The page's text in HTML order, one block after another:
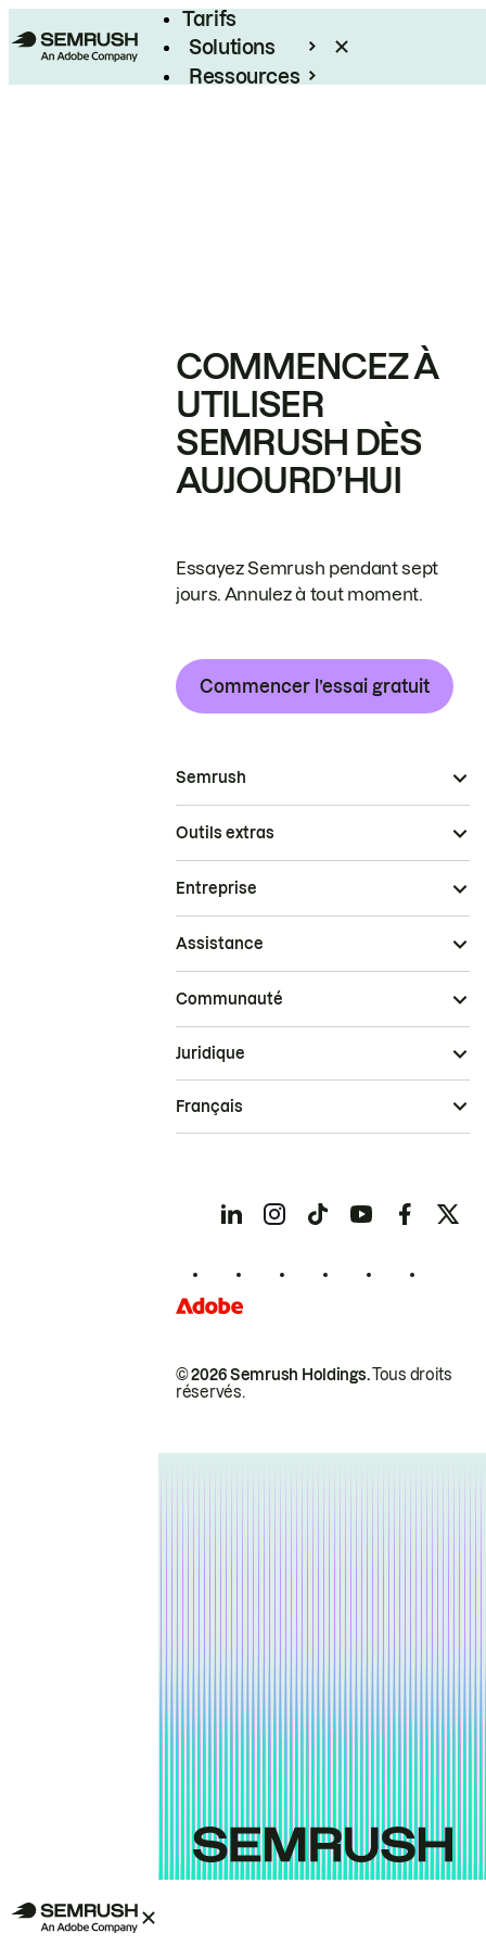
Tarifs
Solutions
Ressources
COMMENCEZ À
UTILISER
SEMRUSH DÈS
AUJOURD’HUI
Essayez Semrush pendant sept
jours. Annulez à tout moment.
Commencer l’essai gratuit
Semrush
Outils extras
Entreprise
Assistance
Communauté
© 2026 Semrush Holdings.Tous droits
réservés.
Juridique
Français